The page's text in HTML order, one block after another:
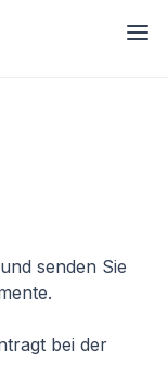
senden Sie
bei der